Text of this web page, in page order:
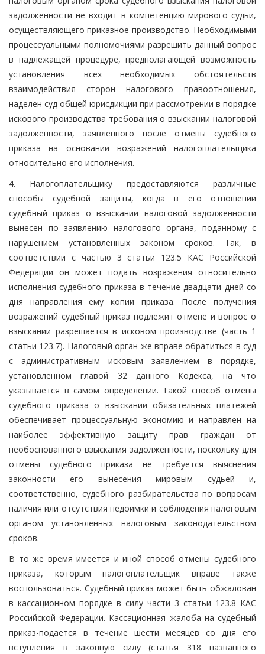
задолженности не входит в компетенцию мирового судьи,
осуществляющего приказное производство. Необходимыми
процессуальными полномочиями разрешить данный вопрос
в надлежащей процедуре, предполагающей возможность
установления всех необходимых обстоятельств
взаимодействия сторон налогового правоотношения,
наделен суд общей юрисдикции при рассмотрении в порядке
искового производства требования о взыскании налоговой
задолженности, заявленного после отмены судебного
приказа на основании возражений налогоплательщика
относительно его исполнения.
4. Налогоплательщику предоставляются различные
способы судебной защиты, когда в его отношении
судебный приказ о взыскании налоговой задолженности
вынесен по заявлению налогового органа, поданному с
нарушением установленных законом сроков. Так, в
соответствии с частью 3 статьи 123.5 КАС Российской
Федерации он может подать возражения относительно
исполнения судебного приказа в течение двадцати дней со
дня направления ему копии приказа. После получения
возражений судебный приказ подлежит отмене и вопрос о
взыскании разрешается в исковом производстве (часть 1
статьи 123.7). Налоговый орган же вправе обратиться в суд
с административным исковым заявлением в порядке,
установленном главой 32 данного Кодекса, на что
указывается в самом определении. Такой способ отмены
судебного приказа о взыскании обязательных платежей
обеспечивает процессуальную экономию и направлен на
наиболее эффективную защиту прав граждан от
необоснованного взыскания задолженности, поскольку для
отмены судебного приказа не требуется выяснения
законности его вынесения мировым судьей и,
соответственно, судебного разбирательства по вопросам
наличия или отсутствия недоимки и соблюдения налоговым
органом установленных налоговым законодательством
сроков.
В то же время имеется и иной способ отмены судебного
приказа, которым налогоплательщик вправе также
воспользоваться. Судебный приказ может быть обжалован
в кассационном порядке в силу части 3 статьи 123.8 КАС
Российской Федерации. Кассационная жалоба на судебный
приказ-подается в течение шести месяцев со дня его
вступления в законную силу (статья 318 названного